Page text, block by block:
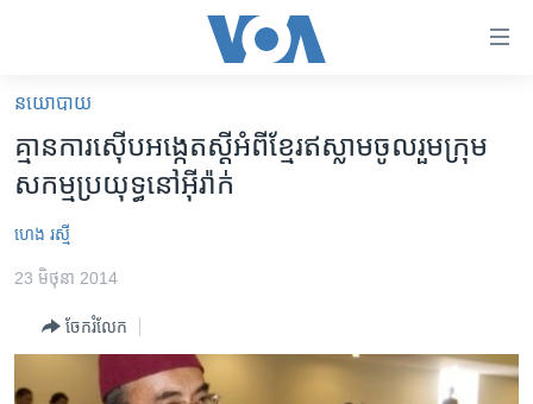
គេហទំព័រ​
ទាក់ទង
រំលង​
និង​
ទំព័រ​
រំលង​
អន្តរជាតិ
ហេឡូវីអូអេ
កម្ពុជាច្នៃប្រតិដ្ឋ
ព្រឹត្តិការណ៍ព័ត៌មាន
នយោបាយ
គ្មាន​ការ​ស៊ើប​អង្កេត​ស្តី​អំពី​ខ្មែរឥស្លាម​ចូលរួម​ក្រុម​
សកម្មប្រយុទ្ធ​នៅ​អ៊ីរ៉ាក់
ហេង រស្មី
23 មិថុនា 2014
ចែករំលែក